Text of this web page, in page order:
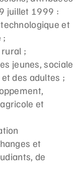
juillet 1999 :
et
;
;
jeunes, sociale
des adultes ;
et
et
de